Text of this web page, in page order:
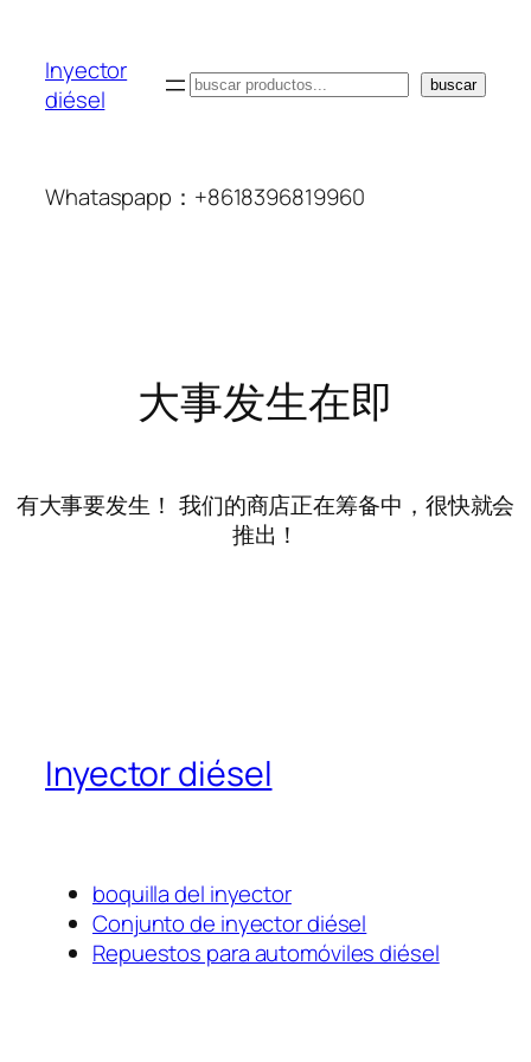
Inyector
diésel
搜
buscar
Whataspapp：+8618396819960
大事发生在即
有大事要发生！ 我们的商店正在筹备中，很快就会
推出！
Inyector diésel
boquilla del inyector
Conjunto de inyector diésel
Repuestos para automóviles diésel